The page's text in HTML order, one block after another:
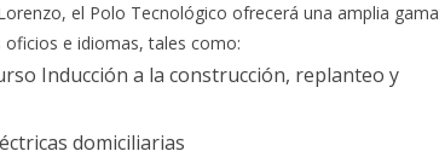
el Polo Tecnológico ofrecerá una amplia gama
e idiomas, tales como:
Inducción a la construcción, replanteo y
domiciliarias